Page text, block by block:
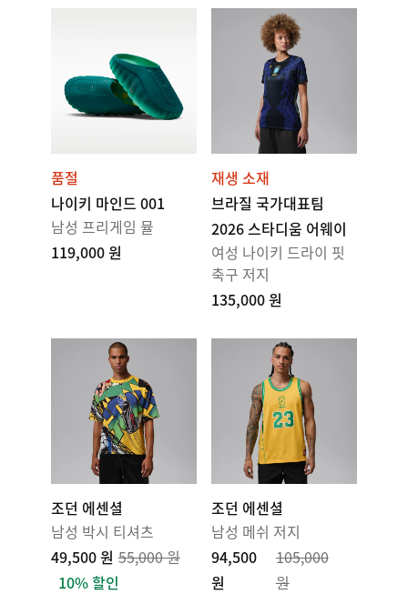
품절
나이키 마인드 001
남성 프리게임 뮬
119,000 원
재생 소재
브라질 국가대표팀
2026 스타디움 어웨이
여성 나이키 드라이 핏
축구 저지
135,000 원
조던 에센셜
남성 박시 티셔츠
49,500 원 55,000 원
10% 할인
조던 에센셜
남성 메쉬 저지
94,500
원
105,000
원